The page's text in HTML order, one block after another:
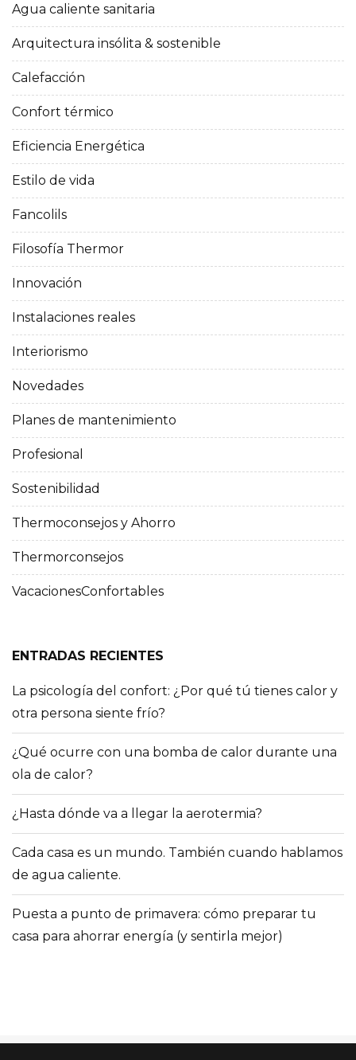
Agua caliente sanitaria
Arquitectura insólita & sostenible
Calefacción
Confort térmico
Eficiencia Energética
Estilo de vida
Fancolils
Filosofía Thermor
Innovación
Instalaciones reales
Interiorismo
Novedades
Planes de mantenimiento
Profesional
Sostenibilidad
Thermoconsejos y Ahorro
Thermorconsejos
VacacionesConfortables
ENTRADAS RECIENTES
La psicología del confort: ¿Por qué tú tienes calor y
otra persona siente frío?
¿Qué ocurre con una bomba de calor durante una
ola de calor?
¿Hasta dónde va a llegar la aerotermia?
Cada casa es un mundo. También cuando hablamos
de agua caliente.
Puesta a punto de primavera: cómo preparar tu
casa para ahorrar energía (y sentirla mejor)